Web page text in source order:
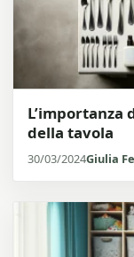
L’importanza
della tavola
30/03/2024Giulia